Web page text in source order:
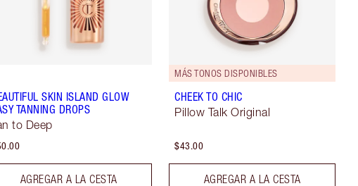
SKIN ISLAND GLOW
TANNING DROPS
to Deep
AGREGAR A LA CESTA
MÁS TONOS DISPONIBLES
CHEEK TO CHIC
Pillow Talk Original
$43.00
AGREGAR A LA CESTA